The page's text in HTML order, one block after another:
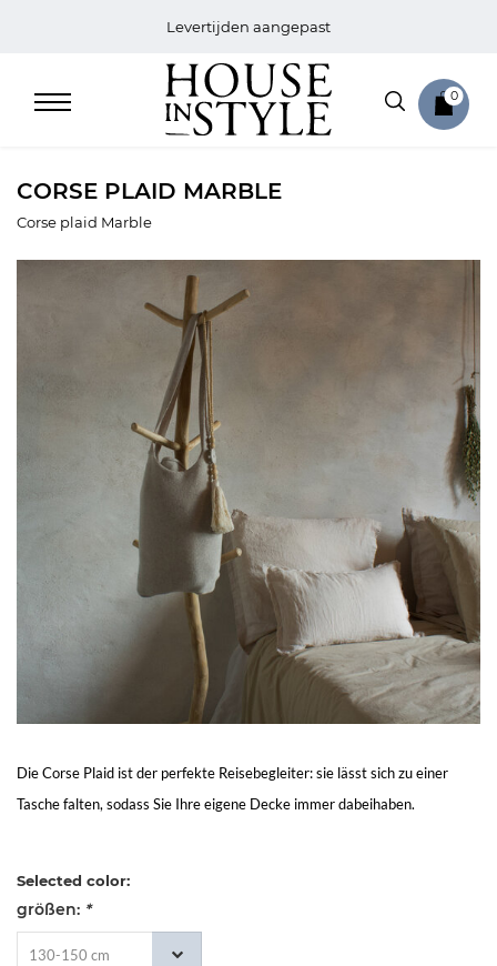
Levertijden aangepast
0
Home
Mein
Kundendienst
CORSE PLAID MARBLE
Corse plaid Marble
Die Corse Plaid ist der perfekte Reisebegleiter: sie lässt sich zu einer
Tasche falten, sodass Sie Ihre eigene Decke immer dabeihaben.
Selected color:
größen: *
130-150 cm